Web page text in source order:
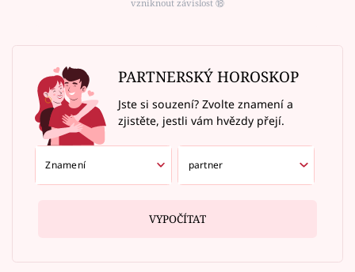
vzniknout závislost ⑱
PARTNERSKÝ HOROSKOP
Jste si souzení? Zvolte znamení a
zjistěte, jestli vám hvězdy přejí.
VYPOČÍTAT